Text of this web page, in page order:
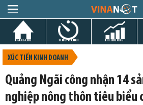
TRANG CHỦ TIN GIỜ CHÓT THỊ TRƯỜNG
XÚC TIẾN KINH DOANH
Quảng Ngãi công nhận 14
nghiệp nông thôn tiêu biểu